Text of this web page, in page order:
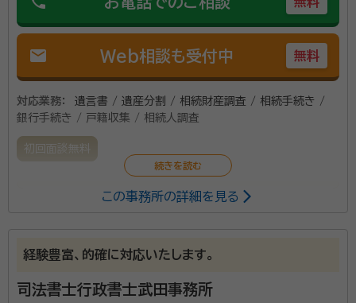
mail Web相談も受付中 無料
対応業務：
遺言書 / 遺産分割 / 相続財産調査 / 相続手続き /
銀行手続き / 戸籍収集 / 相続人調査
初回面談無料
相続のことなら、お任せください。相続で不可能なこと
題も、丁寧に対応いたします。 お客様のお役に立てる情
報を真摯に丁寧に提供させていただきます。
この事務所の詳細を見る
経験豊富、的確に対応いたします。
司法書士行政書士武田事務所